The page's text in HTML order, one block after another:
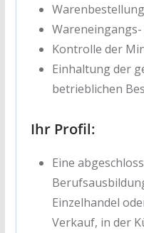
Warenbestellung
Kontrolle der
Einhaltung der
betrieblichen
Ihr Profil:
Eine
Einzelhandel
Verkauf, in der